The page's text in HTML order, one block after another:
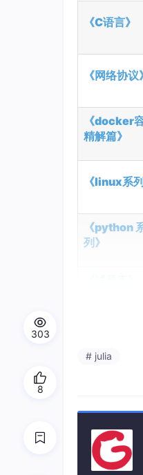
《C语言》
《网络协议
《docker
精解篇》
《linux系列
《python
列》
1. 复合
2. 条件
3. 短路
# julia
303
8